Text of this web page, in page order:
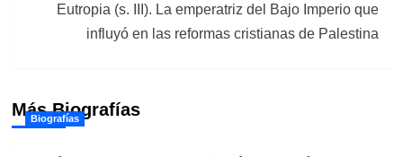
Eutropia (s. III). La emperatriz del Bajo Imperio que
influyó en las reformas cristianas de Palestina
Más Biografías
Biografías